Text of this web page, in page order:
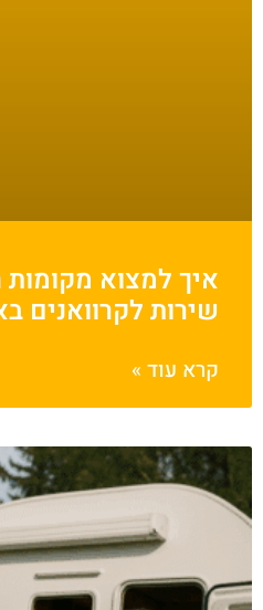
איך למצוא מקומות
שירות לקרוואנים
קרא עוד »